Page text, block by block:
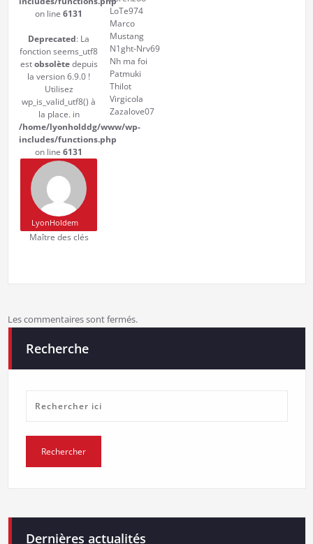
on line 6131
Deprecated: La
fonction seems_utf8
estobsolètedepuis
la version 6.9.0 !
Utilisez
wp_is_valid_utf8() à
la place. in
/home/lyonholddg/www/wp-
includes/functions.php
on line 6131
LyonHoldem
Maître des clés
LoTe974
Marco
Mustang
N1ght-Nrv69
Nh ma foi
Patmuki
Thilot
Virgicola
Zazalove07
Les commentaires sont fermés.
Recherche
Dernières actualités